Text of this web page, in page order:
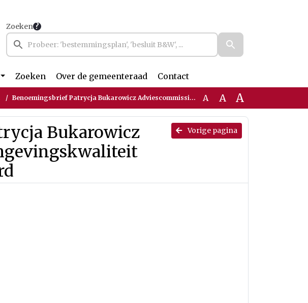
Zoeken
Zoeken Over de gemeenteraad Contact
Benoemingsbrief Patrycja Bukarowicz Adviescommissie Omgevingskwaliteit Nijmegen_Geredigeerd A A A
Vorige pagina
Bukarowicz